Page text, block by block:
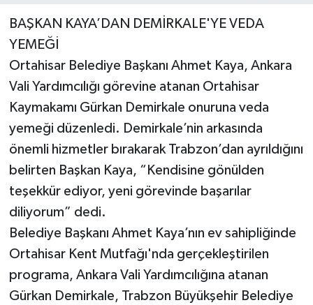
BAŞKAN KAYA’DAN DEMİRKALE'YE VEDA
YEMEĞİ
Ortahisar Belediye Başkanı Ahmet Kaya, Ankara
Vali Yardımcılığı görevine atanan Ortahisar
Kaymakamı Gürkan Demirkale onuruna veda
yemeği düzenledi. Demirkale’nin arkasında
önemli hizmetler bırakarak Trabzon’dan ayrıldığını
belirten Başkan Kaya, “Kendisine gönülden
teşekkür ediyor, yeni görevinde başarılar
diliyorum” dedi.
Belediye Başkanı Ahmet Kaya’nın ev sahipliğinde
Ortahisar Kent Mutfağı'nda gerçekleştirilen
programa, Ankara Vali Yardımcılığına atanan
Gürkan Demirkale, Trabzon Büyükşehir Belediye